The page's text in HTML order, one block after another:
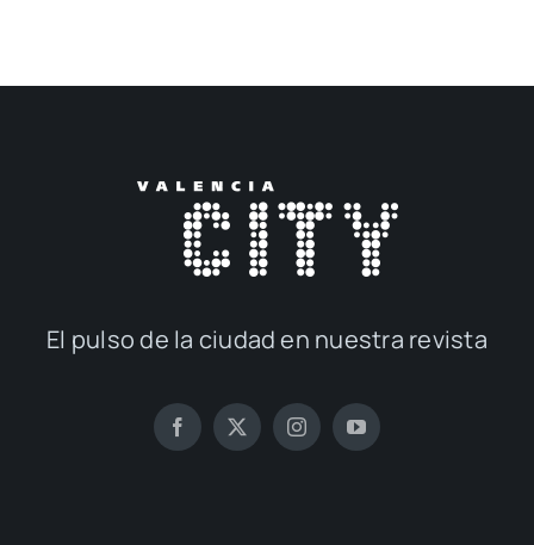
El pul­so de la ciu­dad en nues­tra revis­ta